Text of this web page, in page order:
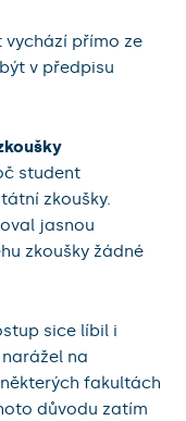
přímo ze
v předpisu
student
zkoušky.
jasnou
zkoušky žádné
sice líbil i
na
fakultách
důvodu zatím